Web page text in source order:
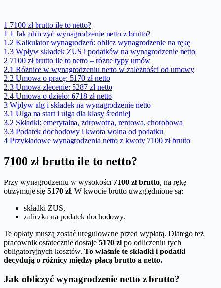
1 7100 zł brutto ile to netto?
1.1 Jak obliczyć wynagrodzenie netto z brutto?
1.2 Kalkulator wynagrodzeń: oblicz wynagrodzenie na rękę
1.3 Wpływ składek ZUS i podatków na wynagrodzenie netto
2 7100 zł brutto ile to netto – różne typy umów
2.1 Różnice w wynagrodzeniu netto w zależności od umowy
2.2 Umowa o pracę: 5170 zł netto
2.3 Umowa zlecenie: 5287 zł netto
2.4 Umowa o dzieło: 6718 zł netto
3 Wpływ ulg i składek na wynagrodzenie netto
3.1 Ulga na start i ulga dla klasy średniej
3.2 Składki: emerytalna, zdrowotna, rentowa, chorobowa
3.3 Podatek dochodowy i kwota wolna od podatku
4 Przykładowe wynagrodzenia netto z kwoty 7100 zł brutto
7100 zł brutto ile to netto?
Przy wynagrodzeniu w wysokości 7100 zł brutto, na rękę
otrzymuje się 5170 zł. W kwocie brutto uwzględnione są:
składki ZUS,
zaliczka na podatek dochodowy.
Te opłaty muszą zostać uregulowane przed wypłatą. Dlatego też
pracownik ostatecznie dostaje 5170 złpo odliczeniu tych
obligatoryjnych kosztów. To właśnie te składki i podatki
decydują o różnicy między płacą brutto a netto.
Jak obliczyć wynagrodzenie netto z brutto?